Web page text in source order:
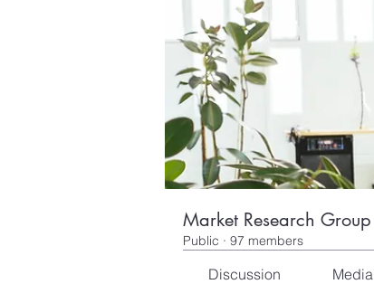
Market Research Group
Public · 97 members
Discussion Media